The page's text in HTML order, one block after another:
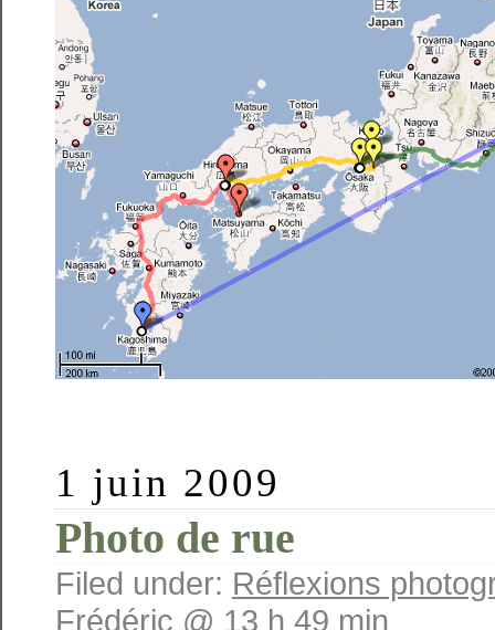
1 juin 2009
Photo de rue
Filed under: Réflexions
Frédéric @ 13 h 49 min